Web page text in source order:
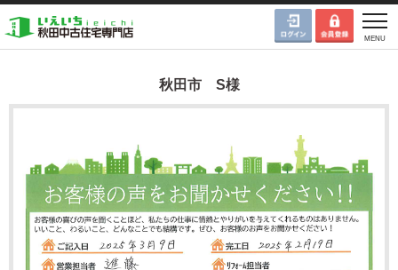
秋田市 S様